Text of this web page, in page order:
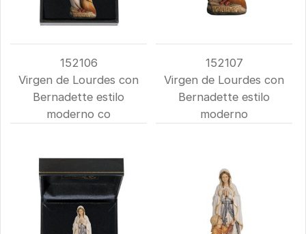
152106
Virgen de Lourdes con
Bernadette estilo
moderno co
152107
Virgen de Lourdes con
Bernadette estilo
moderno